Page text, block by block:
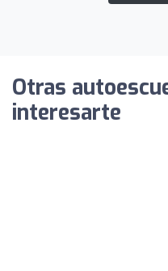
Otras
interesarte